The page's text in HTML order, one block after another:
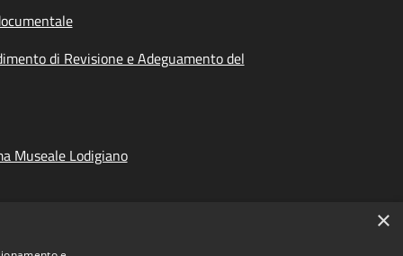
di Revisione e Adeguamento del
Museale Lodigiano
×